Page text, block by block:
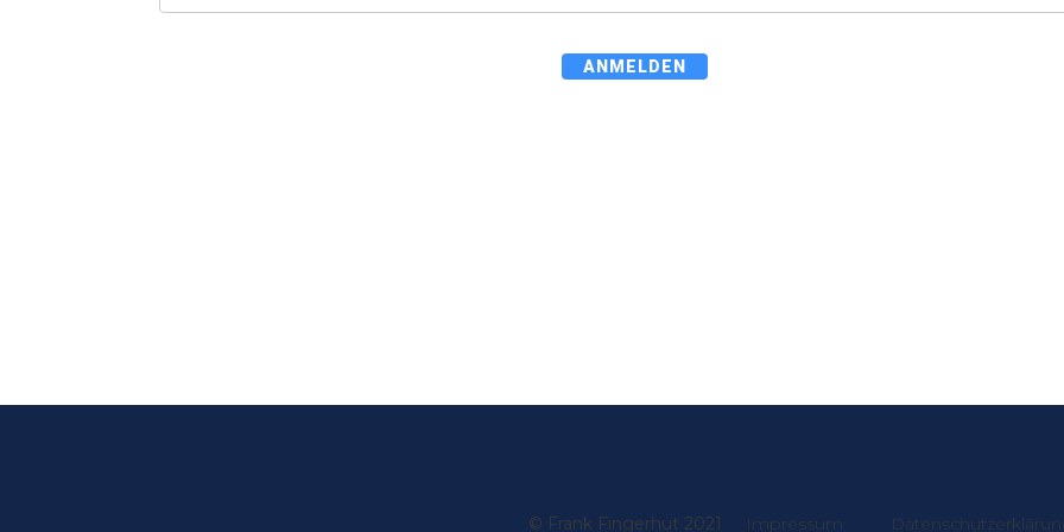
ANMELDEN
© Frank Fingerhut 2021 Impressum